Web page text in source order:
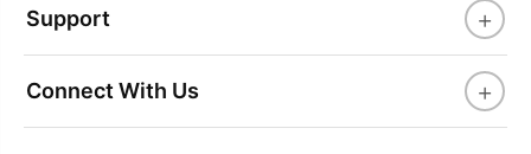
Support +
Connect With Us +